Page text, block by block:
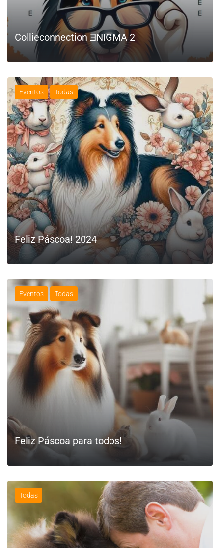
Collieconnection ƎNIGMA 2
LEIA MAIS
Eventos Todas
Feliz Páscoa! 2024
LEIA MAIS
Eventos Todas
Feliz Páscoa para todos!
LEIA MAIS
Todas